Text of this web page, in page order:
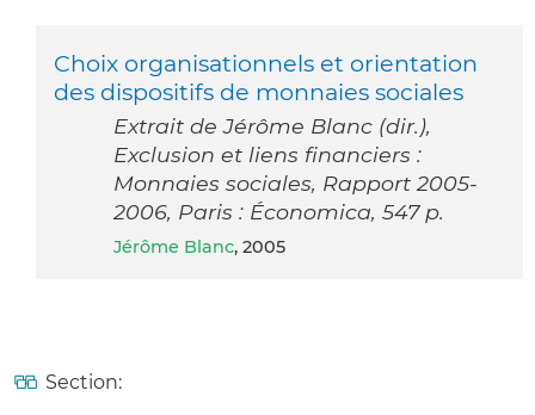
Choix organisationnels et orientation
des dispositifs de monnaies sociales
Extrait de Jérôme Blanc (dir.),
Exclusion et liens financiers :
Monnaies sociales, Rapport 2005-
2006, Paris : Économica, 547 p.
Jérôme Blanc, 2005
Section: